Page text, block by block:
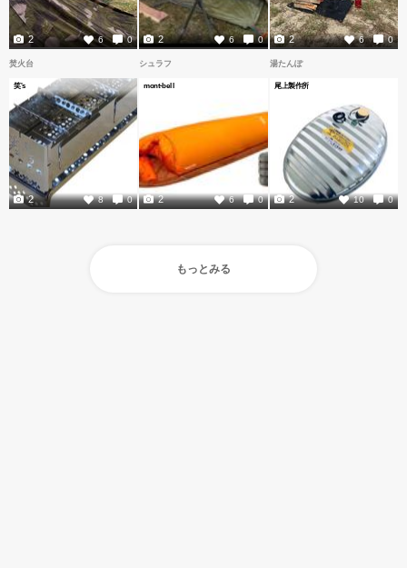
6 0
2 6 0
2 6 0
2
焚火台
笑's
8 0
2
シュラフ
mont-bell
6 0
2
湯たんぽ
尾上製作所
10 0
2
もっとみる